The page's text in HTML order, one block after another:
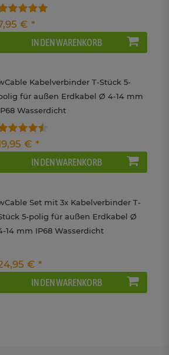
€ *
IN DEN WARENKORB
Kabelverbinder T-Stück 5-
für außen Erdkabel Ø 4-14 mm
Wasserdicht
€ *
IN DEN WARENKORB
Set mit 3x Kabelverbinder T-
5-polig für außen Erdkabel Ø
14 mm IP68 Wasserdicht
€ *
IN DEN WARENKORB